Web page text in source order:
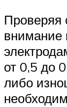
Проверяя
внимание
от 0,5 до
либо